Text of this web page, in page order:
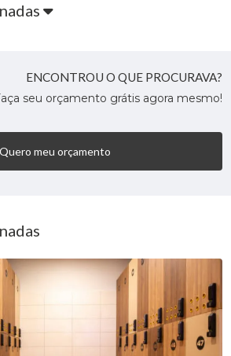
ENCONTROU O QUE PROCURAVA?
seu orçamento grátis agora mesmo!
Quero meu orçamento